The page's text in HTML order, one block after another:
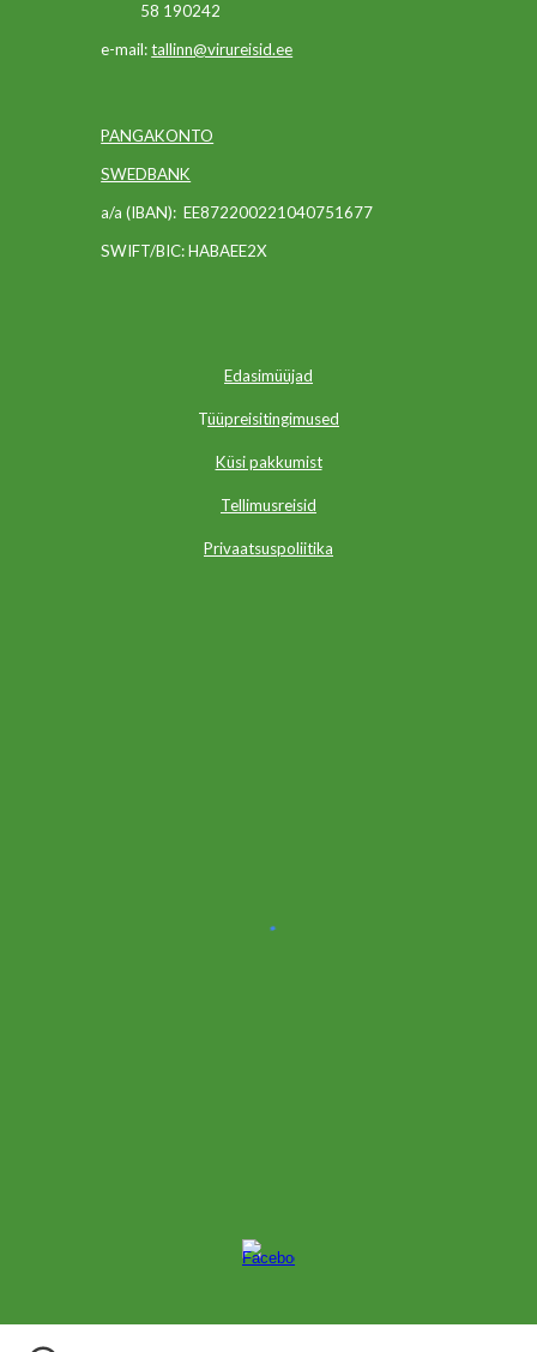
58 190242
e-mail:tallinn@virureisid.ee
PANGAKONTO
SWEDBANK
a/a (IBAN):EE872200221040751677
SWIFT/BIC: HABAEE2X
Edasimüüjad
Tüüpreisitingimused
Küsi pakkumist
Tellimusreisid
Privaatsuspoliitika